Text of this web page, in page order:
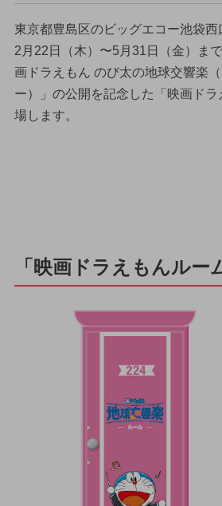
東京都豊島区のビッグエコー池袋
2月22日（木）〜5月31日（金）ま
画ドラえもん のび太の地球交響楽
ー）」の公開を記念した「映画ド
場します。
「映画ドラえもんルー